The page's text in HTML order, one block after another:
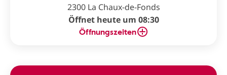
2300 La Chaux-de-Fonds
Öffnet heute um 08:30
Öffnungszeiten